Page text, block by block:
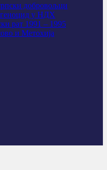
добровољци
геноцид у НДХ
рат 1991 – 1995
и Метохија